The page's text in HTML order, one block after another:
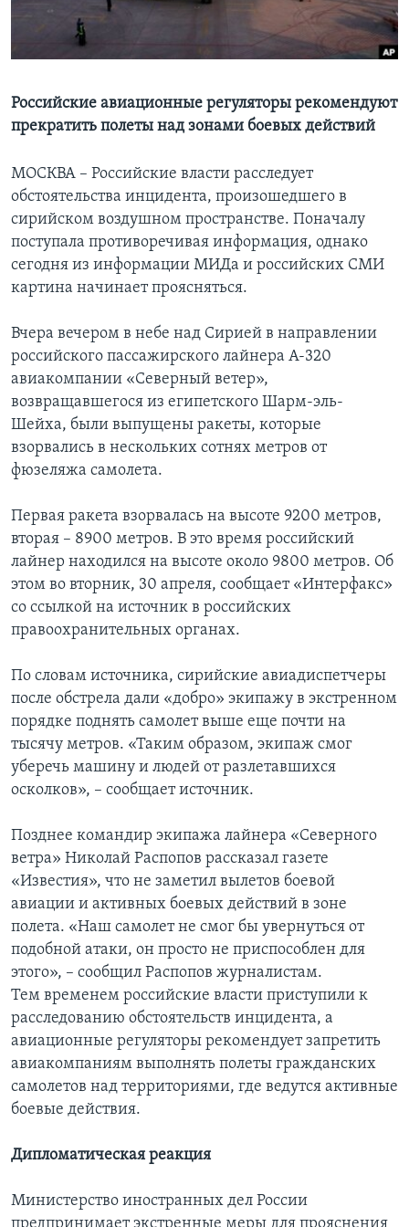
Learning English
Языки
Российские авиационные регуляторы рекомендуют
прекратить полеты над зонами боевых действий
МОСКВА – Российские власти расследует
обстоятельства инцидента, произошедшего в
сирийском воздушном пространстве. Поначалу
поступала противоречивая информация, однако
сегодня из информации МИДа и российских СМИ
картина начинает проясняться.
Вчера вечером в небе над Сирией в направлении
российского пассажирского лайнера A-320
авиакомпании «Северный ветер»,
возвращавшегося из египетского Шарм-эль-
Шейха, были выпущены ракеты, которые
взорвались в нескольких сотнях метров от
фюзеляжа самолета.
Первая ракета взорвалась на высоте 9200 метров,
вторая – 8900 метров. В это время российский
лайнер находился на высоте около 9800 метров. Об
этом во вторник, 30 апреля, сообщает «Интерфакс»
со ссылкой на источник в российских
правоохранительных органах.
По словам источника, сирийские авиадиспетчеры
после обстрела дали «добро» экипажу в экстренном
порядке поднять самолет выше еще почти на
тысячу метров. «Таким образом, экипаж смог
уберечь машину и людей от разлетавшихся
осколков», – сообщает источник.
Позднее командир экипажа лайнера «Северного
ветра» Николай Распопов рассказал газете
«Известия», что не заметил вылетов боевой
авиации и активных боевых действий в зоне
полета. «Наш самолет не смог бы увернуться от
подобной атаки, он просто не приспособлен для
этого», – сообщил Распопов журналистам.
Тем временем российские власти приступили к
расследованию обстоятельств инцидента, а
авиационные регуляторы рекомендует запретить
авиакомпаниям выполнять полеты гражданских
самолетов над территориями, где ведутся активные
боевые действия.
Дипломатическая реакция
Министерство иностранных дел России